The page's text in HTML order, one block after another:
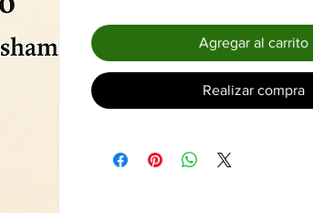
Agregar al carrito
Realizar compra